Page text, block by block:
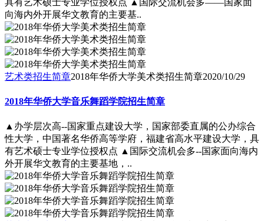
向海内外开展华文教育的主要基..
艺术类招生简章2018年华侨大学美术类招生简章2020/10/29
2018年华侨大学音乐舞蹈学院招生简章
▲办学层次高--国家重点建设大学，国家部委直属的公办综合
性大学，中国著名华侨高等学府，福建省高水平建设大学，具
有艺术硕士专业学位授权点 ▲国际交流机会多--国家面向海内
外开展华文教育的主要基地，..